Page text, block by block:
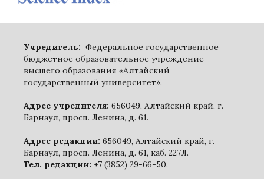
Учредитель: Федеральное государственное
бюджетное образовательное учреждение
высшего образования «Алтайский
государственный университет».
Адрес учредителя: 656049, Алтайский край, г.
Барнаул, просп. Ленина, д. 61.
Адрес редакции: 656049, Алтайский край, г.
Барнаул, просп. Ленина, д. 61, каб. 227Л.
Тел. редакции: +7 (3852) 29-66-50.